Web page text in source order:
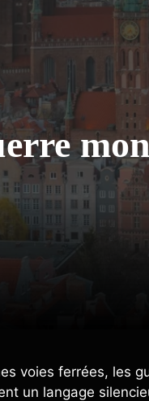
voies ferrées, les
un langage